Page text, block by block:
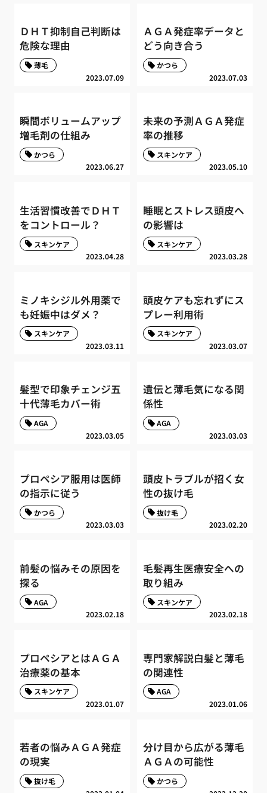
ＤＨＴ抑制自己判断は
危険な理由
2023.07.09
薄毛
ＡＧＡ発症率データと
どう向き合う
2023.07.03
かつら
瞬間ボリュームアップ
増毛剤の仕組み
2023.06.27
かつら
未来の予測ＡＧＡ発症
率の推移
2023.05.10
スキンケア
生活習慣改善でＤＨＴ
をコントロール？
2023.04.28
スキンケア
睡眠とストレス頭皮へ
の影響は
2023.03.28
スキンケア
ミノキシジル外用薬で
も妊娠中はダメ？
2023.03.11
スキンケア
頭皮ケアも忘れずにス
プレー利用術
2023.03.07
スキンケア
髪型で印象チェンジ五
十代薄毛カバー術
2023.03.05
AGA
遺伝と薄毛気になる関
係性
2023.03.03
AGA
プロペシア服用は医師
の指示に従う
2023.03.03
かつら
頭皮トラブルが招く女
性の抜け毛
2023.02.20
抜け毛
前髪の悩みその原因を
探る
2023.02.18
AGA
毛髪再生医療安全への
取り組み
2023.02.18
スキンケア
プロペシアとはＡＧＡ
治療薬の基本
2023.01.07
スキンケア
専門家解説白髪と薄毛
の関連性
2023.01.06
AGA
若者の悩みＡＧＡ発症
の現実
抜け毛
分け目から広がる薄毛
ＡＧＡの可能性
かつら